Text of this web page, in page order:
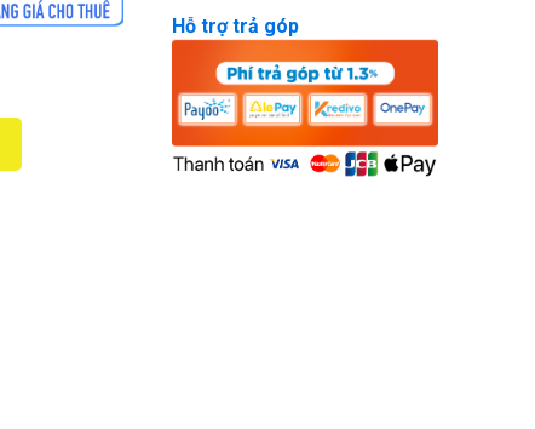
Hỗ trợ trả góp